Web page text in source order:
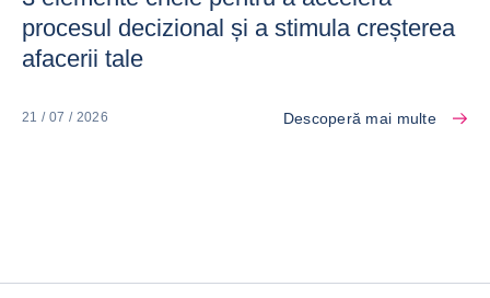
procesul decizional și a stimula creșterea
afacerii tale
21 / 07 / 2026 Descoperă mai multe